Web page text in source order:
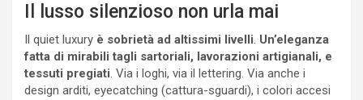
Il lusso silenzioso non urla mai
Il quiet luxury è sobrietà ad altissimi livelli. Un’eleganza
fatta di mirabili tagli sartoriali, lavorazioni artigianali, e
tessuti pregiati. Via i loghi, via il lettering. Via anche i
design arditi, eyecatching (cattura-sguardi), i colori accesi